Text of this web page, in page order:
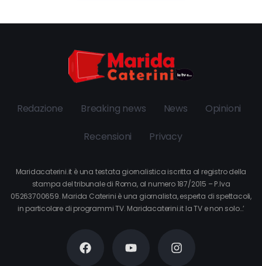
Redazione Breaking news News Opinioni
Recensioni Privacy
Maridacaterini.it è una testata giornalistica iscritta al registro della
stampa del tribunale di Roma, al numero 187/2015 – P.Iva
05263700659. Marida Caterini è una giornalista, esperta di spettacoli,
in particolare di programmi TV. Maridacaterini.it la TV e non solo…’